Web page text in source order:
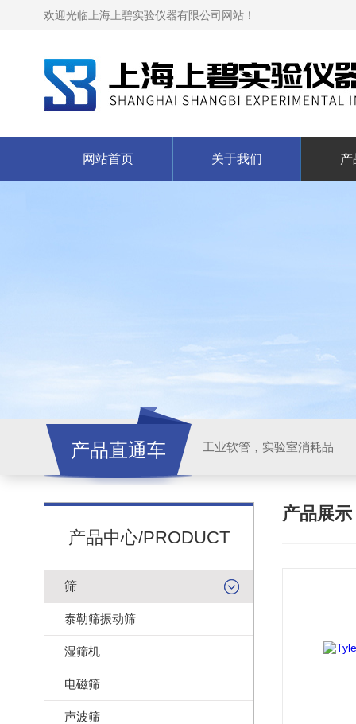
欢迎光临上海上碧实验仪器有限公司网站！
网站首页 关于我们 产
产品直通车 工业软管，实验室消耗品
产品中心/PRODUCT
筛
泰勒筛振动筛
湿筛机
电磁筛
声波筛
产品展示